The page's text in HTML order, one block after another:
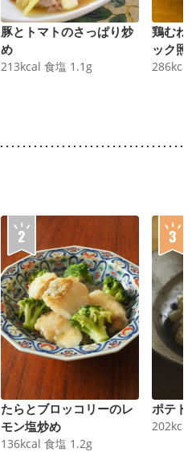
豚とトマトのさっぱり炒
め
213kcal 食塩 1.1 g
鶏むね
ック照
286kcal
たらとブロッコリーのレ
モン塩炒め
136kcal 食塩 1.2g
ポテト
202kcal